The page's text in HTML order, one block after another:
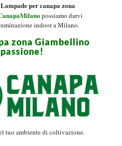
per canapa zona
possiamo darvi
indoor a Milano.
zona Giambellino
tuo ambiente di coltivazione.